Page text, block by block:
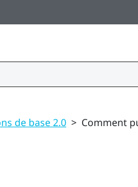
de base 2.0 > Comment